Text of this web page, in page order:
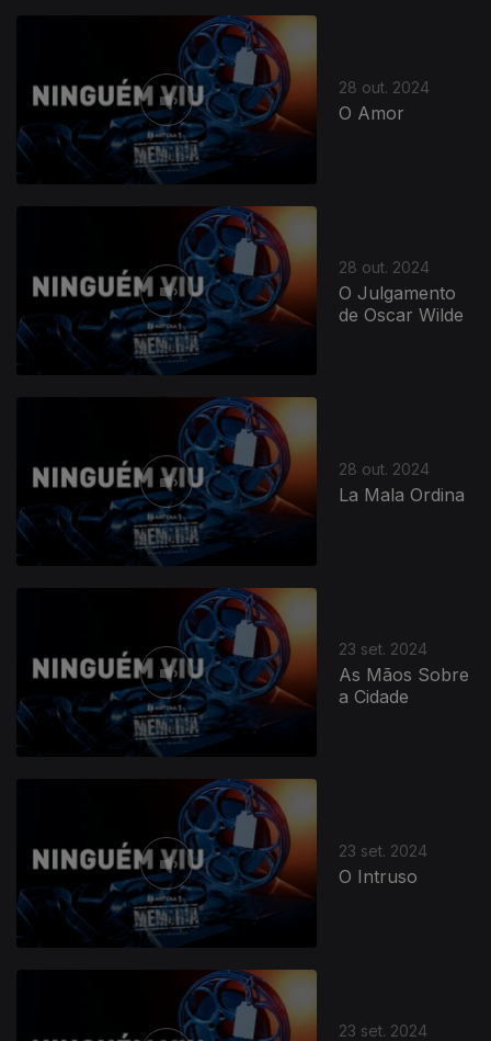
28 out. 2024
O Amor
28 out. 2024
O Julgamento
de Oscar Wilde
28 out. 2024
La Mala Ordina
23 set. 2024
As Mãos Sobre
a Cidade
23 set. 2024
O Intruso
23 set. 2024